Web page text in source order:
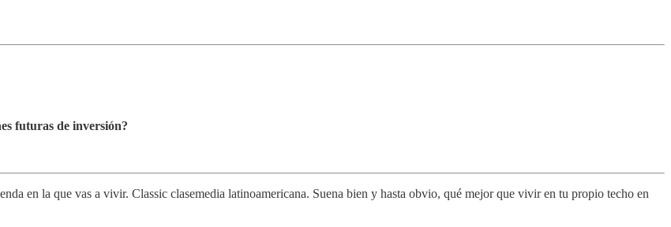
futuras de inversión?
en la que vas a vivir. Classic clasemedia latinoamericana. Suena bien y hasta obvio, qué mejor que vivir en tu propio techo en